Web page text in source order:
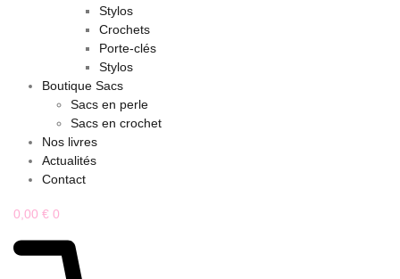
Stylos
Crochets
Porte-clés
Stylos
Boutique Sacs
Sacs en perle
Sacs en crochet
Nos livres
Actualités
Contact
0,00 € 0